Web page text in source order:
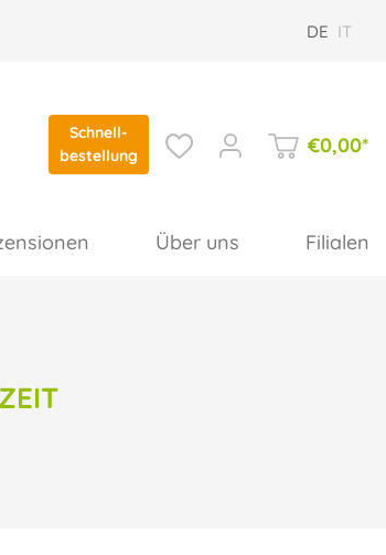
DE IT
Schnell-
bestellung
€0,00*
Über uns Filialen